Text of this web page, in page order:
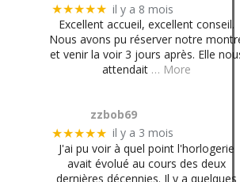
★★★★★ il y a 8 mois
Excellent accueil, excellent conseil.
Nous avons pu réserver notre
et venir la voir 3 jours après. Elle
attendait … More
zzbob69
★★★★★ il y a 3 mois
J'ai pu voir à quel point l'horlogerie
avait évolué au cours des deux
dernières décennies. Il y a quelques